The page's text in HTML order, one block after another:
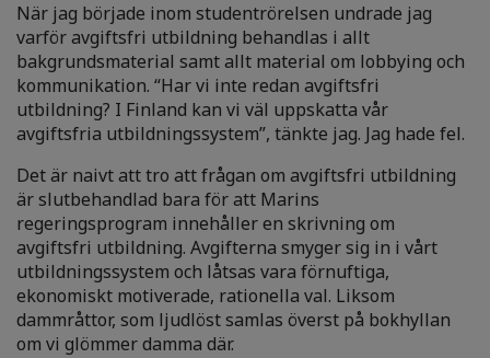
När jag började inom studentrörelsen undrade jag
varför avgiftsfri utbildning behandlas i allt
bakgrundsmaterial samt allt material om lobbying och
kommunikation. “Har vi inte redan avgiftsfri
utbildning? I Finland kan vi väl uppskatta vår
avgiftsfria utbildningssystem”, tänkte jag. Jag hade fel.
Det är naivt att tro att frågan om avgiftsfri utbildning
är slutbehandlad bara för att Marins
regeringsprogram innehåller en skrivning om
avgiftsfri utbildning. Avgifterna smyger sig in i vårt
utbildningssystem och låtsas vara förnuftiga,
ekonomiskt motiverade, rationella val. Liksom
dammråttor, som ljudlöst samlas överst på bokhyllan
om vi glömmer damma där.